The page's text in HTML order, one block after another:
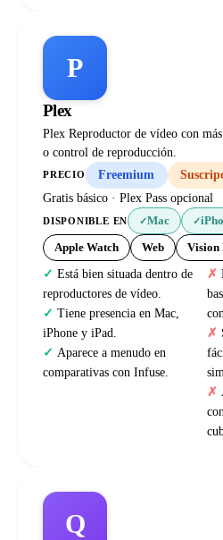
P
Plex
Plex Reproductor de vídeo con
o control de reproducción.
PRECIO Freemium
Gratis básico · Plex Pass opcional
DISPONIBLE EN ✓Mac ✓
Apple Watch Web Vision
Está bien situada dentro de
reproductores de vídeo.
Tiene presencia en Mac,
iPhone y iPad.
Aparece a menudo en
comparativas con Infuse.
Q